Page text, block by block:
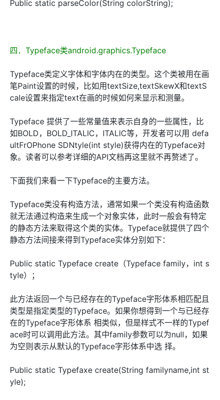
Public static parseColor(String colorString);
四．Typeface类android.graphics.Typeface
Typeface类定义字体和字体内在的类型。这个类被用在画
笔Paint设置的时候，比如用textSize,textSkewX和textS
cale设置来指定text在画的时候如何来显示和测量。
Typeface 提供了一些常量值来表示自身的一些属性，比
如BOLD，BOLD_ITALIC，ITALIC等，开发者可以用 defa
ultFrOPhone SDNtyle(int style)获得内在的Typeface对
象。读者可以参考详细的API文档再这里就不再赘述了。
下面我们来看一下Typeface的主要方法。
Typeface类没有构造方法，通常如果一个类没有构造函数
就无法通过构造来生成一个对象实体，此时一般会有特定
的静态方法来取得这个类的实体。Typeface就提供了四个
静态方法间接来得到Typeface实体分别如下：
Public static Typeface create（Typeface family，int s
tyle）；
此方法返回一个与已经存在的Typeface字形体系相匹配且
类型是指定类型的Typeface。如果你想得到一个与已经存
在的Typeface字形体系 相类似，但是样式不一样的Typef
ace时可以调用此方法。其中family参数可以为null，如果
为空则表示从默认的Typeface字形体系中选 择。
Public static Typefaxe create(String familyname,int st
yle);